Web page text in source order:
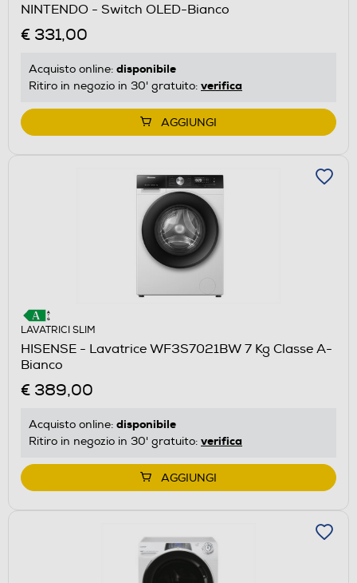
NINTENDO - Switch OLED-Bianco
€ 331,00
Acquisto online: disponibile
Ritiro in negozio in 30' gratuito: verifica
AGGIUNGI
LAVATRICI SLIM
HISENSE - Lavatrice WF3S7021BW 7 Kg Classe A-
Bianco
€ 389,00
Acquisto online: disponibile
Ritiro in negozio in 30' gratuito: verifica
AGGIUNGI